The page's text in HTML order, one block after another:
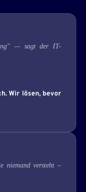
— sagt der IT-
Wir lösen, bevor
niemand versteht –